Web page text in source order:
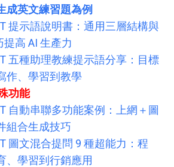
成英文練習題為例
提示語說明書：通用三層結構與
提高 AI 生產力
五種助理教練提示語分享：目標
作、學習到教學
功能
自動串聯多功能案例：上網＋圖
組合生成技巧
圖文混合提問 9 種超能力：程
、學習到行銷應用